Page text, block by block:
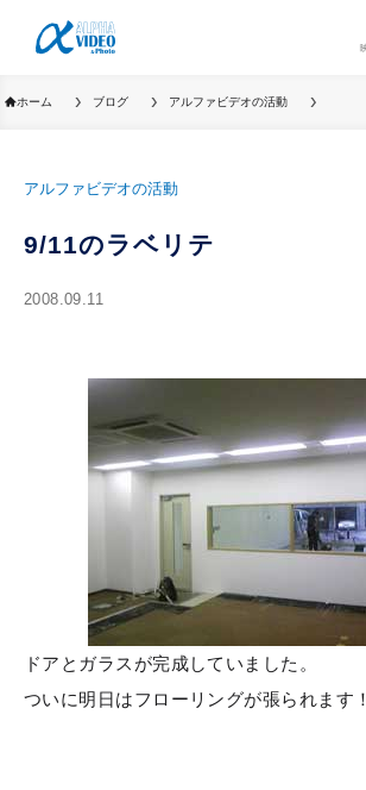
ホーム ブログ アルファビデオの活動
アルファビデオの活動
9/11のラベリテ
2008.09.11
ドアとガラスが完成していました。
ついに明日はフローリングが張られます！